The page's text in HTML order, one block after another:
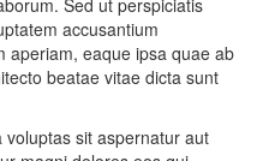
Sed ut perspiciatis
accusantium
aperiam, eaque ipsa quae ab
beatae vitae dicta sunt
sit aspernatur aut